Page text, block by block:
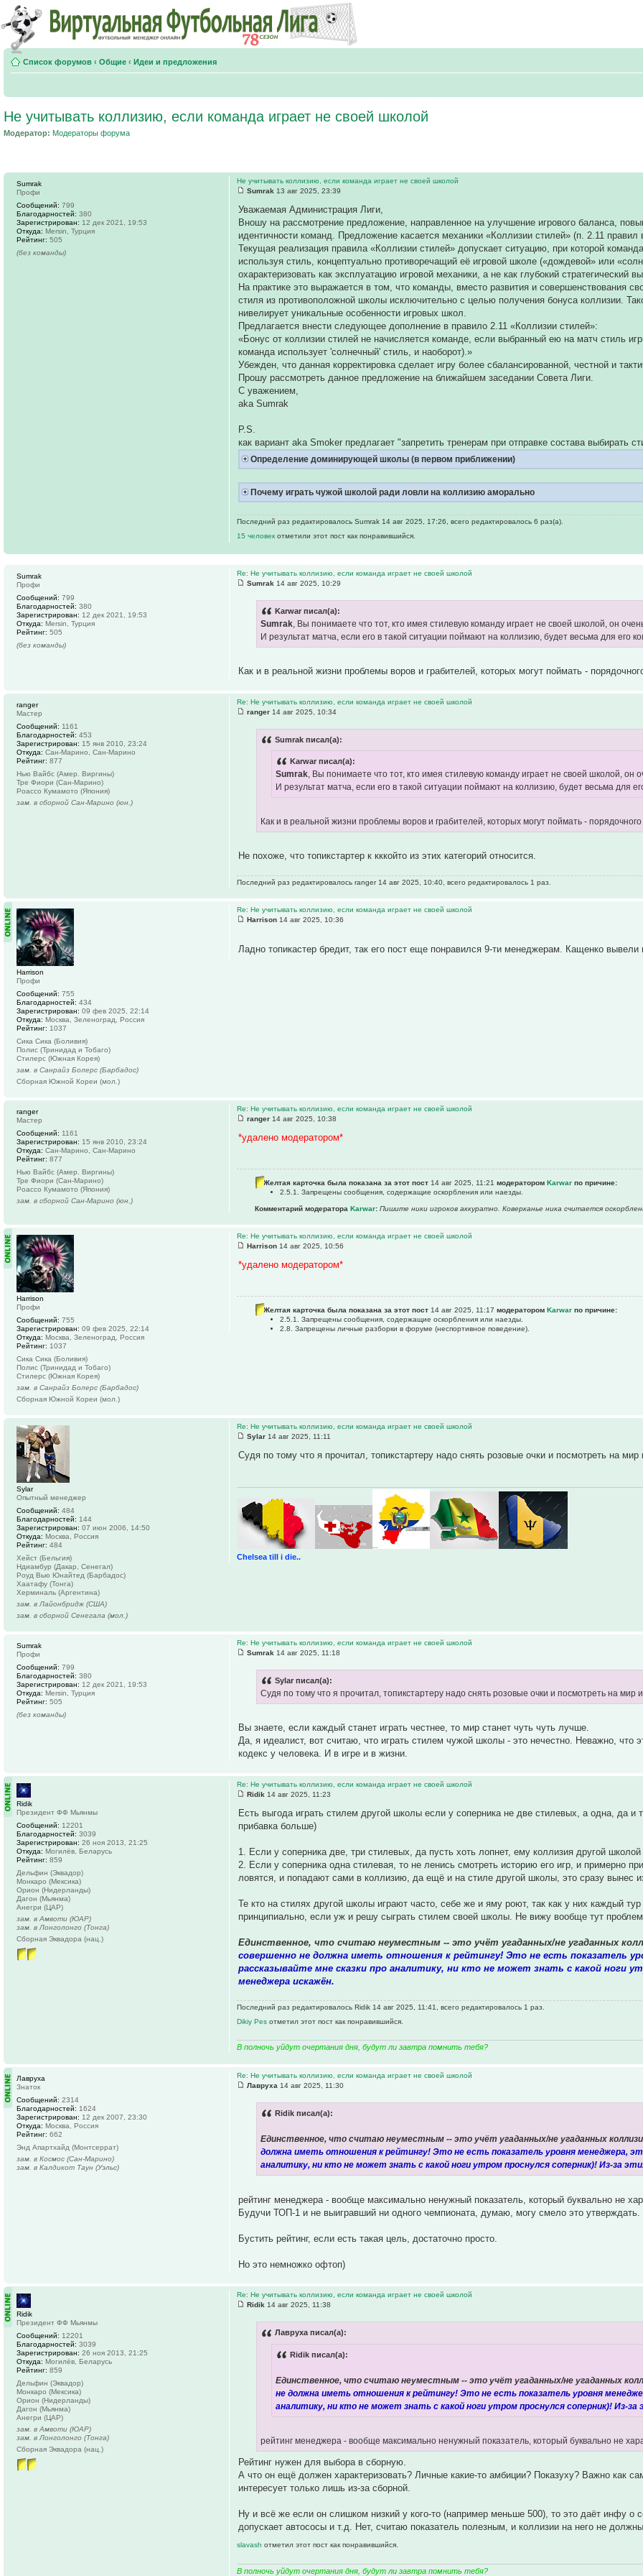
Список форумов ‹ Общие ‹ Идеи и предложения
Не учитывать коллизию, если команда играет не своей школой
Модератор: Модераторы форума
Не учитывать коллизию, если команда играет не своей школой
Sumrak 13 авг 2025, 23:39
Уважаемая Администрация Лиги,
Вношу на рассмотрение предложение, направленное на улучшение игрового баланса,
идентичности команд. Предложение касается механики «Коллизии стилей» (п. 2.11
Текущая реализация правила «Коллизии стилей» допускает ситуацию, при которой
используя стиль, концептуально противоречащий её игровой школе («дождевой» или
охарактеризовать как эксплуатацию игровой механики, а не как глубокий стратегический
На практике это выражается в том, что команды, вместо развития и совершенствования
стиля из противоположной школы исключительно с целью получения бонуса коллизии.
нивелирует уникальные особенности игровых школ.
Предлагается внести следующее дополнение в правило 2.11 «Коллизии стилей»:
«Бонус от коллизии стилей не начисляется команде, если выбранный ею на матч стиль
команда использует 'солнечный' стиль, и наоборот).»
Убежден, что данная корректировка сделает игру более сбалансированной, честной и
Прошу рассмотреть данное предложение на ближайшем заседании Совета Лиги.
С уважением,
aka Sumrak
P.S.
как вариант aka Smoker предлагает "запретить тренерам при отправке состава выбирать
Определение доминирующей школы (в первом приближении)
Почему играть чужой школой ради ловли на коллизию аморально
Последний раз редактировалось Sumrak 14 авг 2025, 17:26, всего редактировалось 6 раз(а).
15 человекотметили этот пост как понравившийся.
Sumrak
Профи
Сообщений: 799
Благодарностей: 380
Зарегистрирован: 12 дек 2021, 19:53
Откуда: Mersin, Турция
Рейтинг: 505
(без команды)
Re: Не учитывать коллизию, если команда играет не своей школой
Sumrak 14 авг 2025, 10:29
Karwar писал(а):
Sumrak , Вы понимаете что тот, кто имея стилевую команду играет не своей школой, он
И результат матча, если его в такой ситуации поймают на коллизию, будет весьма для его
Как и в реальной жизни проблемы воров и грабителей, которых могут поймать -
Sumrak
Профи
Сообщений: 799
Благодарностей: 380
Зарегистрирован: 12 дек 2021, 19:53
Откуда: Mersin, Турция
Рейтинг: 505
(без команды)
Re: Не учитывать коллизию, если команда играет не своей школой
ranger 14 авг 2025, 10:34
Sumrak писал(а):
Karwar писал(а):
Sumrak, Вы понимаете что тот, кто имея стилевую команду играет не своей школой, он
И результат матча, если его в такой ситуации поймают на коллизию, будет весьма для
Как и в реальной жизни проблемы воров и грабителей, которых могут поймать -
Не похоже, что топикстартер к кккойто из этих категорий относится.
Последний раз редактировалось ranger 14 авг 2025, 10:40, всего редактировалось 1 раз.
ranger
Мастер
Сообщений: 1161
Благодарностей: 453
Зарегистрирован: 15 янв 2010, 23:24
Откуда: Сан-Марино, Сан-Марино
Рейтинг: 877
Нью Вайбс (Амер. Виргины)
Тре Фиори (Сан-Марино)
Роассо Кумамото (Япония)
зам. в сборной Сан-Марино (юн.)
Re: Не учитывать коллизию, если команда играет не своей школой
Harrison 14 авг 2025, 10:36
Ладно топикастер бредит, так его пост еще понравился 9-ти менеджерам. Кащенко вывели
Harrison
Профи
Сообщений: 755
Благодарностей: 434
Зарегистрирован: 09 фев 2025, 22:14
Откуда: Москва, Зеленоград, Россия
Рейтинг: 1037
Сика Сика (Боливия)
Полис (Тринидад и Тобаго)
Стилерс (Южная Корея)
зам. в Санрайз Болерс (Барбадос)
Сборная Южной Кореи (мол.)
Re: Не учитывать коллизию, если команда играет не своей школой
ranger 14 авг 2025, 10:38
*удалено модератором*
Желтая карточка была показана за этот пост 14 авг 2025, 11:21 модераторомKarwar по причине:
2.5.1. Запрещены сообщения, содержащие оскоpбления или наезды.
Комментарий модератораKarwar: Пишите ники игроков аккуратно. Коверканье ника считается
ranger
Мастер
Сообщений: 1161
Зарегистрирован: 15 янв 2010, 23:24
Откуда: Сан-Марино, Сан-Марино
Рейтинг: 877
Нью Вайбс (Амер. Виргины)
Тре Фиори (Сан-Марино)
Роассо Кумамото (Япония)
зам. в сборной Сан-Марино (юн.)
Re: Не учитывать коллизию, если команда играет не своей школой
Harrison 14 авг 2025, 10:56
*удалено модератором*
Желтая карточка была показана за этот пост 14 авг 2025, 11:17 модераторомKarwar по причине:
2.5.1. Запрещены сообщения, содержащие оскоpбления или наезды.
2.8. Запрещены личные разборки в форуме (неспортивное поведение).
Harrison
Профи
Сообщений: 755
Зарегистрирован: 09 фев 2025, 22:14
Откуда: Москва, Зеленоград, Россия
Рейтинг: 1037
Сика Сика (Боливия)
Полис (Тринидад и Тобаго)
Стилерс (Южная Корея)
зам. в Санрайз Болерс (Барбадос)
Сборная Южной Кореи (мол.)
Re: Не учитывать коллизию, если команда играет не своей школой
Sylar 14 авг 2025, 11:11
Судя по тому что я прочитал, топикстартеру надо снять розовые очки и посмотреть на
Chelsea till i die..
Sylar
Опытный менеджер
Сообщений: 484
Благодарностей: 144
Зарегистрирован: 07 июн 2006, 14:50
Откуда: Москва, Россия
Рейтинг: 484
Хейст (Бельгия)
Ндиамбур (Дакар, Сенегал)
Роуд Вью Юнайтед (Барбадос)
Хаатафу (Тонга)
Херминаль (Аргентина)
зам. в Лайонбридж (США)
зам. в сборной Сенегала (мол.)
Re: Не учитывать коллизию, если команда играет не своей школой
Sumrak 14 авг 2025, 11:18
Sylar писал(а):
Судя по тому что я прочитал, топикстартеру надо снять розовые очки и посмотреть на
Вы знаете, если каждый станет играть честнее, то мир станет чуть чуть лучше.
Да, я идеалист, вот считаю, что играть стилем чужой школы - это нечестно. Неважно, что
кодекс у человека. И в игре и в жизни.
Sumrak
Профи
Сообщений: 799
Благодарностей: 380
Зарегистрирован: 12 дек 2021, 19:53
Откуда: Mersin, Турция
Рейтинг: 505
(без команды)
Re: Не учитывать коллизию, если команда играет не своей школой
Ridik 14 авг 2025, 11:23
Есть выгода играть стилем другой школы если у соперника не две стилевых, а одна, да
прибавка больше)
1. Если у соперника две, три стилевых, да пусть хоть лопнет, ему коллизия другой
2. Если у соперника одна стилевая, то не ленись смотреть историю его игр, и примерно
ловятся, и попадают сами в коллизию, да ещё и на стиле другой школы, это сразу вынес
Те кто на стилях другой школы играют часто, себе же и яму роют, так как у них каждый
принципиально, если уж и решу сыграть стилем своей школы. Не вижу вообще тут
Единственное, что считаю неуместным -- это учёт угаданных/не угаданных
совершенно не должна иметь отношения к рейтингу! Это не есть показатель
рассказывайте мне сказки про аналитику, ни кто не может знать с какой ноги
менеджера искажён.
Последний раз редактировалось Ridik 14 авг 2025, 11:41, всего редактировалось 1 раз.
Dikiy Pesотметил этот пост как понравившийся.
В полночь уйдут очертания дня, будут ли завтра помнить тебя?
Ridik
Президент ФФ Мьянмы
Сообщений: 12201
Благодарностей: 3039
Зарегистрирован: 26 ноя 2013, 21:25
Откуда: Могилёв, Беларусь
Рейтинг: 859
Дельфин (Эквадор)
Монкаро (Мексика)
Орион (Нидерланды)
Дагон (Мьянма)
Анегри (ЦАР)
зам. в Амвоти (ЮАР)
зам. в Лонголонго (Тонга)
Сборная Эквадора (нац.)
Re: Не учитывать коллизию, если команда играет не своей школой
Лавруха 14 авг 2025, 11:30
Ridik писал(а):
Единственное, что считаю неуместным -- это учёт угаданных/не угаданных
должна иметь отношения к рейтингу! Это не есть показатель уровня менеджера,
аналитику, ни кто не может знать с какой ноги утром проснулся соперник)! Из-за
рейтинг менеджера - вообще максимально ненужный показатель, который буквально не
Будучи ТОП-1 и не выигравший ни одного чемпионата, думаю, могу смело это утверждать.
Бустить рейтинг, если есть такая цель, достаточно просто.
Но это немножко офтоп)
Лавруха
Знаток
Сообщений: 2314
Благодарностей: 1624
Зарегистрирован: 12 дек 2007, 23:30
Откуда: Москва, Россия
Рейтинг: 662
Энд Апартхайд (Монтсеррат)
зам. в Космос (Сан-Марино)
зам. в Калдикот Таун (Уэльс)
Re: Не учитывать коллизию, если команда играет не своей школой
Ridik 14 авг 2025, 11:38
Лавруха писал(а):
Ridik писал(а):
Единственное, что считаю неуместным -- это учёт угаданных/не угаданных
не должна иметь отношения к рейтингу! Это не есть показатель уровня
аналитику, ни кто не может знать с какой ноги утром проснулся соперник)! Из-
рейтинг менеджера - вообще максимально ненужный показатель, который буквально не
Рейтинг нужен для выбора в сборную.
А что он ещё должен характеризовать? Личные какие-то амбиции? Показуху? Важно как
интересует только лишь из-за сборной.
Ну и всё же если он слишком низкий у кого-то (например меньше 500), то это даёт инфу о
допускает автососы и т.д. Нет, считаю показатель полезным, и коллизии на него не
slavashотметил этот пост как понравившийся.
В полночь уйдут очертания дня, будут ли завтра помнить тебя?
Ridik
Президент ФФ Мьянмы
Сообщений: 12201
Благодарностей: 3039
Зарегистрирован: 26 ноя 2013, 21:25
Откуда: Могилёв, Беларусь
Рейтинг: 859
Дельфин (Эквадор)
Монкаро (Мексика)
Орион (Нидерланды)
Дагон (Мьянма)
Анегри (ЦАР)
зам. в Амвоти (ЮАР)
зам. в Лонголонго (Тонга)
Сборная Эквадора (нац.)